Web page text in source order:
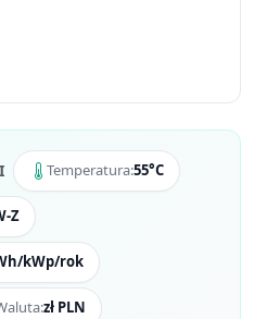
Temperatura:55°C
Z
kWp/rok
zł PLN